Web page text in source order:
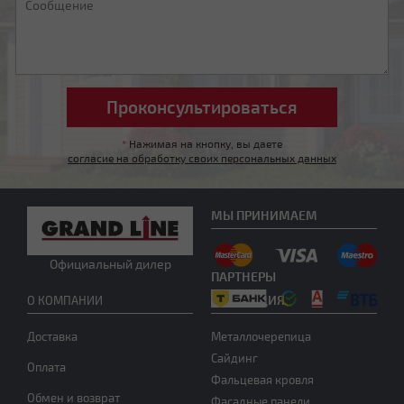
* Нажимая на кнопку, вы даете
согласие на обработку своих персональных данных
Официальный дилер
О КОМПАНИИ
Доставка
Оплата
Обмен и возврат
ПРОДУКЦИЯ
Металлочерепица
Сайдинг
Фальцевая кровля
МЫ ПРИНИМАЕМ
ПАРТНЕРЫ
Четырехскатная шатровая